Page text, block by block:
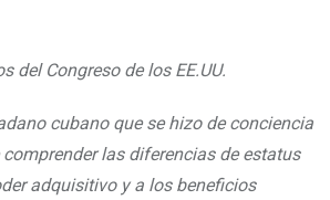
del Congreso de los EE.UU.
cubano que se hizo de conciencia
las diferencias de estatus
adquisitivo y a los beneficios